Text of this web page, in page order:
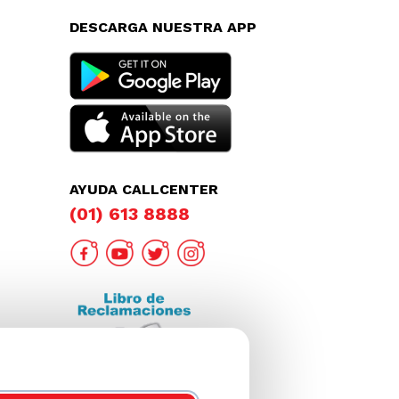
DESCARGA NUESTRA APP
AYUDA CALLCENTER
(01) 613 8888